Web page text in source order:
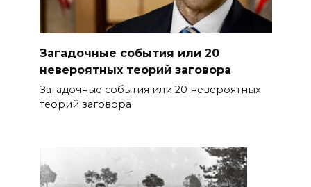
Загадочные события или 20
невероятных теорий заговора
Загадочные события или 20 невероятных
теорий заговора